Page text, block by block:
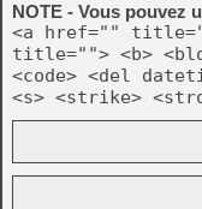
NOTE - Vous pouvez
<a href=""
title=""> <b>
<code> <del
<s> <strike>